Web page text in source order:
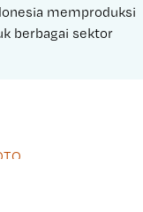
memproduksi
berbagai sektor